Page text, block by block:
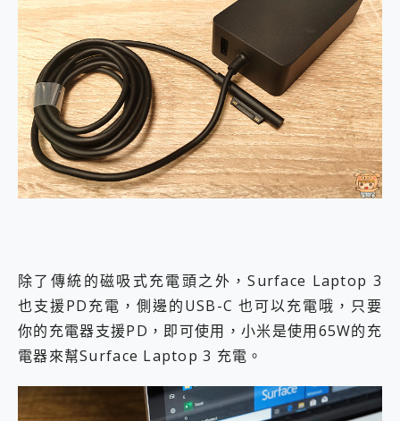
除了傳統的磁吸式充電頭之外，Surface Laptop 3
也支援PD充電，側邊的USB-C 也可以充電哦，只要
你的充電器支援PD，即可使用，小米是使用65W的充
電器來幫Surface Laptop 3 充電。